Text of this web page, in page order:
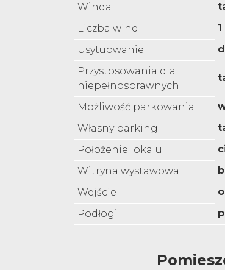
Winda
Liczba wind
1
Usytuowanie
Przystosowania dla
niepełnosprawnych
Możliwość parkowania
Własny parking
Położenie lokalu
Witryna wystawowa
Wejście
Podłogi